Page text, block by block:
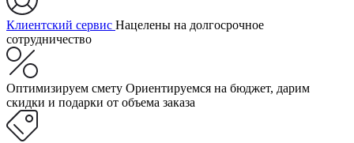
Клиентский сервис Нацелены на долгосрочное
сотрудничество
Оптимизируем смету Ориентируемся на бюджет, дарим
скидки и подарки от объема заказа